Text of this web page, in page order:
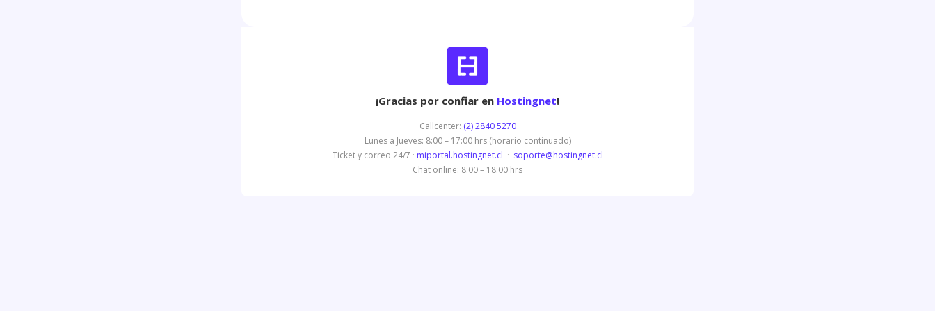
¡Gracias por confiar en Hostingnet!
Callcenter: (2) 2840 5270
Lunes a Jueves: 8:00 – 17:00 hrs (horario continuado)
Ticket y correo 24/7 · miportal.hostingnet.cl · soporte@hostingnet.cl
Chat online: 8:00 – 18:00 hrs